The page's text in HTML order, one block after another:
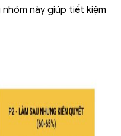
này giúp tiết kiệm